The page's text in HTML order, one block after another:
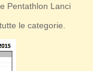
Pentathlon Lanci
le categorie.